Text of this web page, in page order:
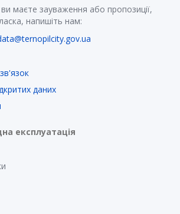
маєте зауваження або пропозиції,
напишіть нам:
даних
експлуатація